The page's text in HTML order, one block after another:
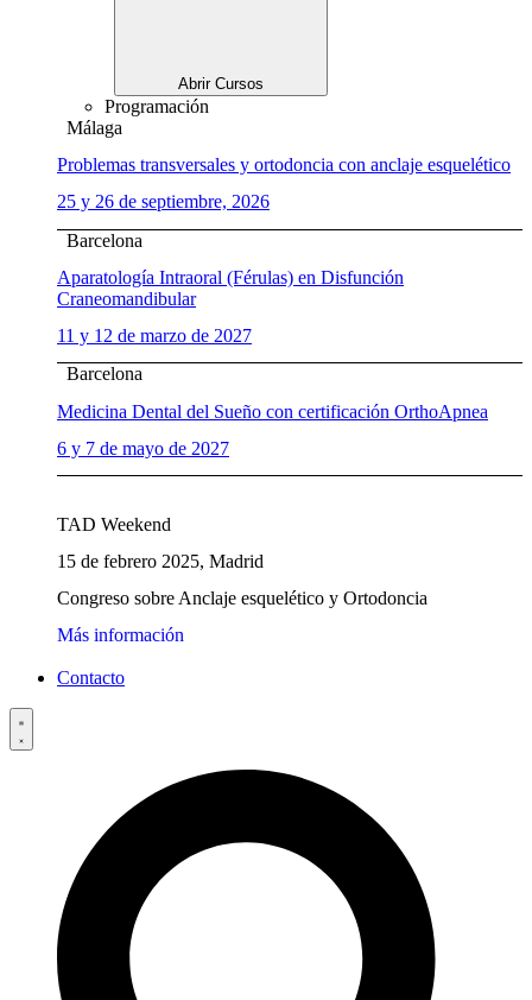
Abrir Cursos
Programación
Málaga
Problemas transversales y ortodoncia con anclaje esquelético
25 y 26 de septiembre, 2026
Barcelona
Aparatología Intraoral (Férulas) en Disfunción
Craneomandibular
11 y 12 de marzo de 2027
Barcelona
Medicina Dental del Sueño con certificación OrthoApnea
6 y 7 de mayo de 2027
TAD Weekend
15 de febrero 2025, Madrid
Congreso sobre Anclaje esquelético y Ortodoncia
Más información
Contacto